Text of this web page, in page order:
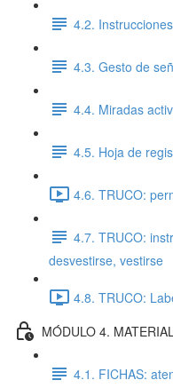
4.2.
4.3. Gesto de
4.4. Miradas
4.5. Hoja de
4.6. TRUCO:
4.7. TRUCO:
desvestirse, vestirse
4.8. TRUCO:
MÓDULO 4.
4.1. FICHAS: